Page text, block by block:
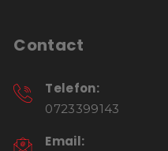
Contact
Telefon:
0723399143
Email: